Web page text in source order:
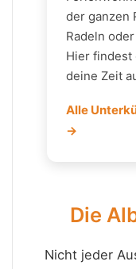
der ganzen
Radeln
Hier findest
deine Zeit
Alle
→
Die
Nicht jeder